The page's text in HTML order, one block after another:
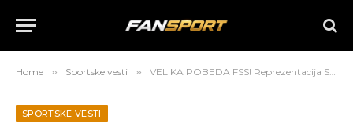
Home » Sportske vesti » VELIKA POBEDA FSS! Reprezentacija Srbije i Piksi dobili veliko pojačanje!
SPORTSKE VESTI